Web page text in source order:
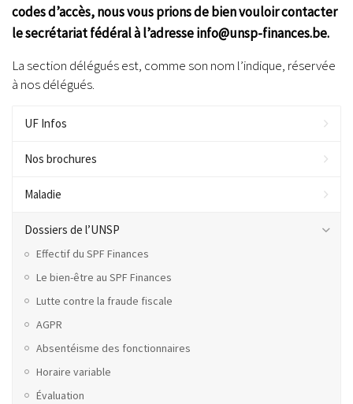
codes d’accès, nous vous prions de bien vouloir contacter
le secrétariat fédéral à l’adresse info@unsp-finances.be.
La section délégués est, comme son nom l’indique, réservée
à nos délégués.
UF Infos
Nos brochures
Maladie
Dossiers de l’UNSP
Effectif du SPF Finances
Le bien-être au SPF Finances
Lutte contre la fraude fiscale
AGPR
Absentéisme des fonctionnaires
Horaire variable
Évaluation